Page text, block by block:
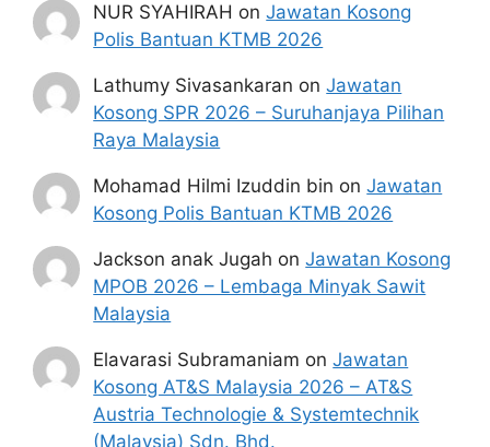
NUR SYAHIRAH onJawatan Kosong
Polis Bantuan KTMB 2026
Lathumy Sivasankaran onJawatan
Kosong SPR 2026 – Suruhanjaya Pilihan
Raya Malaysia
Mohamad Hilmi Izuddin bin onJawatan
Kosong Polis Bantuan KTMB 2026
Jackson anak Jugah onJawatan Kosong
MPOB 2026 – Lembaga Minyak Sawit
Malaysia
Elavarasi Subramaniam onJawatan
Kosong AT&S Malaysia 2026 – AT&S
Austria Technologie & Systemtechnik
(Malaysia) Sdn. Bhd.